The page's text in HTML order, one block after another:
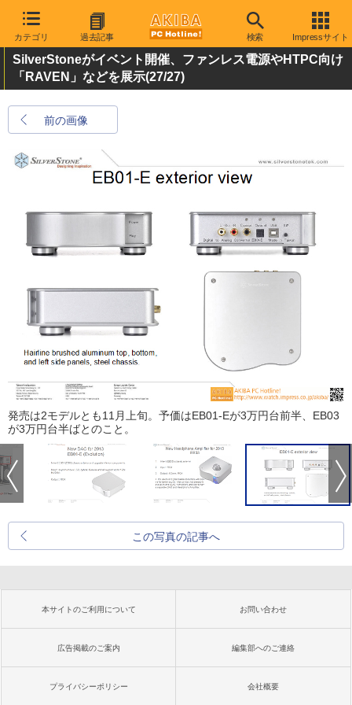
カテゴリ 過去記事 検索 Impressサイト
SilverStoneがイベント開催、ファンレス電源やHTPC向け
「RAVEN」などを展示(27/27)
前の画像
発売は2モデルとも11月上旬。予価はEB01-Eが3万円台前半、EB03
が3万円台半ばとのこと。
この写真の記事へ
本サイトのご利用について お問い合わせ
広告掲載のご案内 編集部へのご連絡
プライバシーポリシー 会社概要